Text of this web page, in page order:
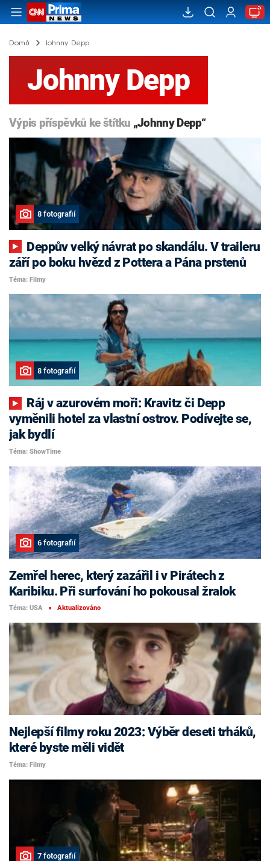
Domů Johnny Depp
Johnny Depp
Výpis příspěvků ke štítku „Johnny Depp“
8 fotografií
září po boku hvězd z Pottera a Pána prstenů
Téma: Filmy
8 fotografií
vyměnili hotel za vlastní ostrov. Podívejte se,
jak bydlí
Téma: ShowTime
6 fotografií
Zemřel herec, který zazářil i v Pirátech z
Karibiku. Při surfování ho pokousal žralok
Téma: USA ■ Aktualizováno
Nejlepší filmy roku 2023: Výběr deseti trháků,
které byste měli vidět
Téma: Filmy
7 fotografií